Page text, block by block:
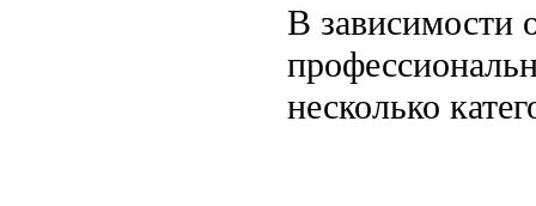
В зависимости
несколько